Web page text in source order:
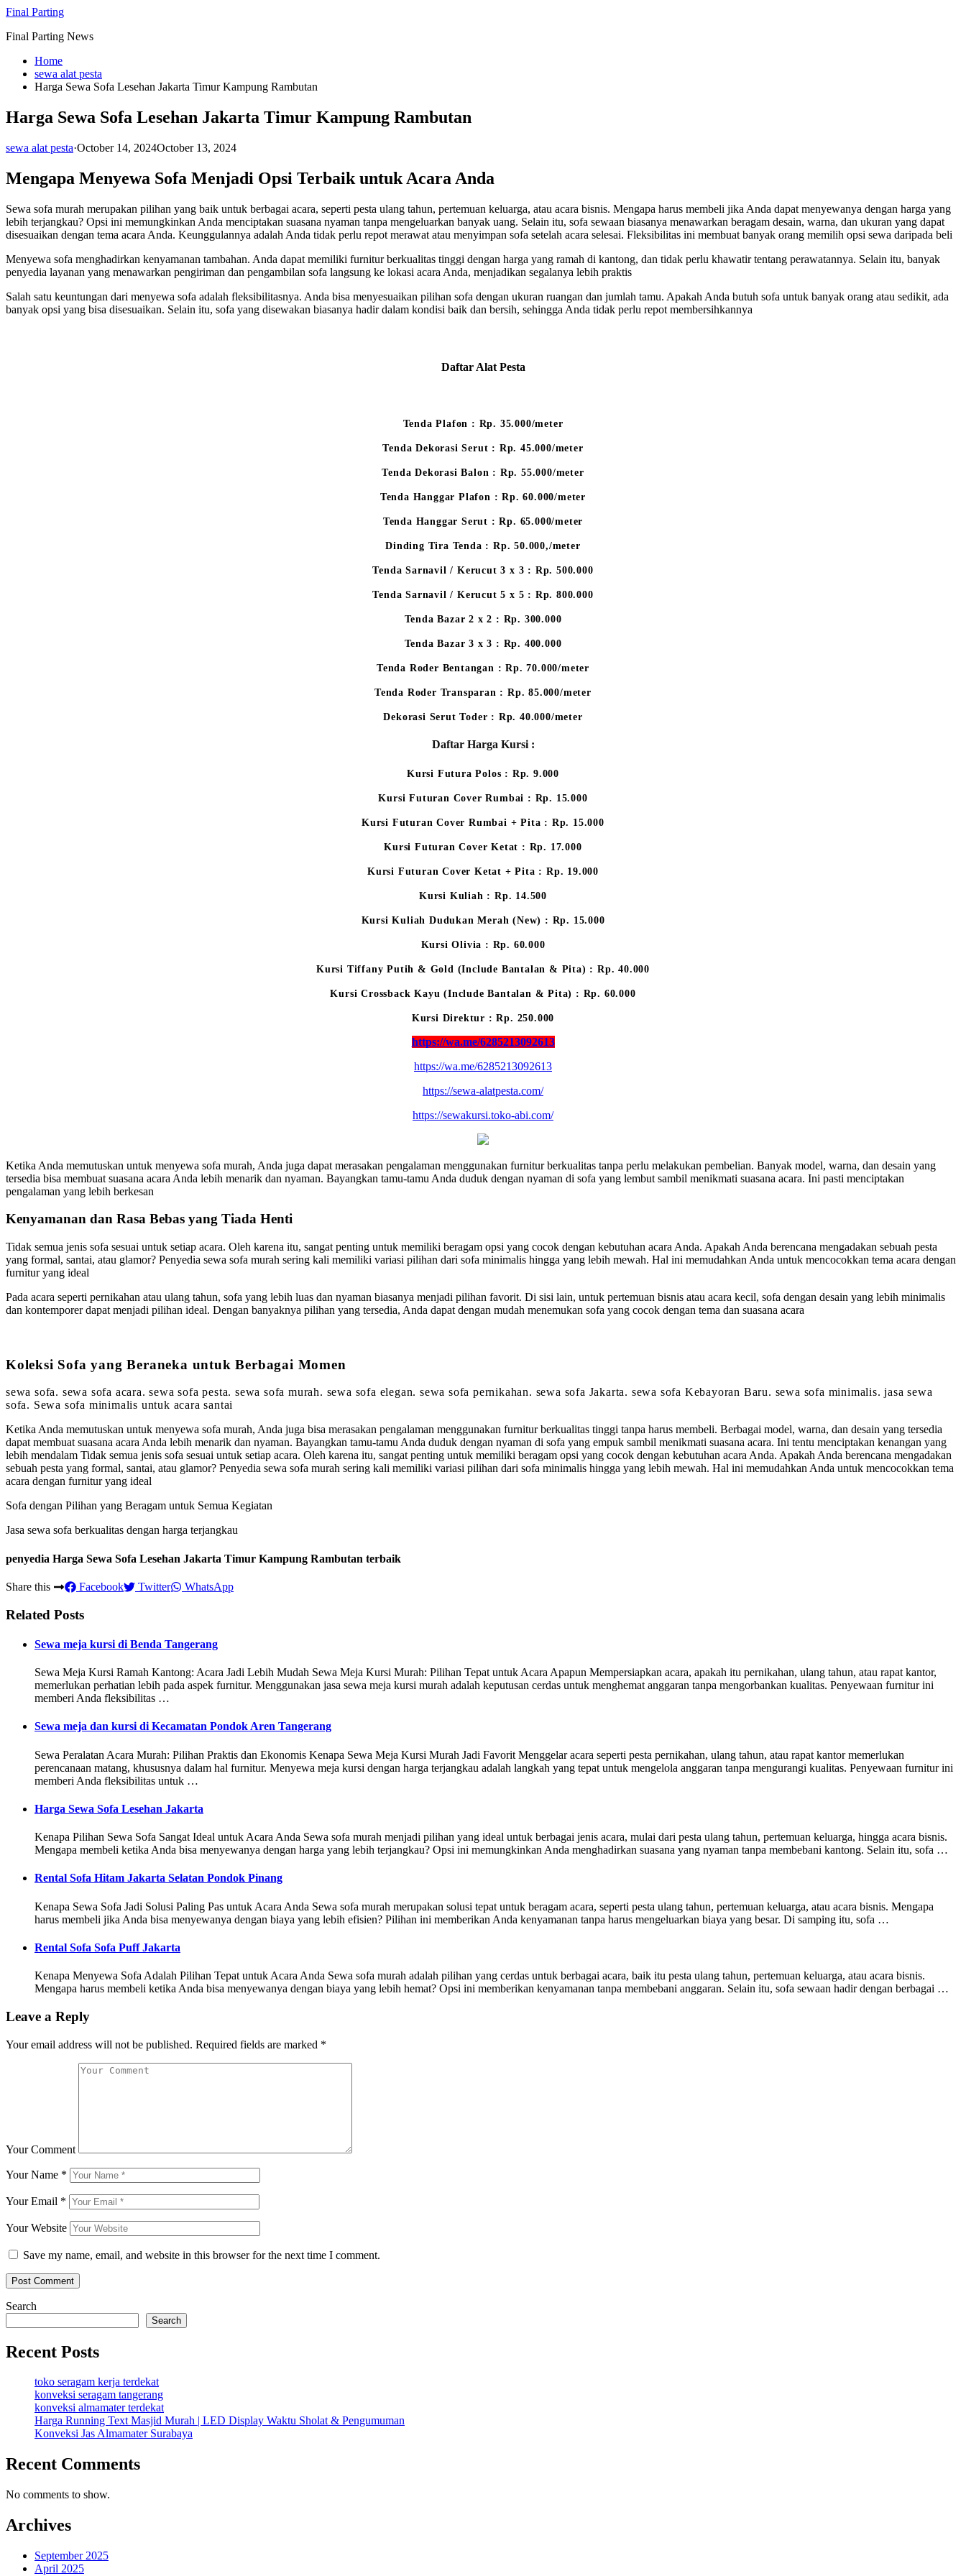
Skip
content
Final Parting
Final Parting News
Home
sewa alat pesta
Harga Sewa Sofa Lesehan Jakarta Timur Kampung Rambutan
Harga Sewa Sofa Lesehan Jakarta Timur Kampung Rambutan
sewa alat pesta·October 14, 2024October 13, 2024
Mengapa Menyewa Sofa Menjadi Opsi Terbaik untuk Acara Anda
Sewa sofa murah merupakan pilihan yang baik untuk berbagai acara, seperti pesta ulang tahun, pertemuan keluarga, atau acara bisnis. Mengapa harus membeli jika Anda dapat menyewanya dengan harga yang
lebih terjangkau? Opsi ini memungkinkan Anda menciptakan suasana nyaman tanpa mengeluarkan banyak uang. Selain itu, sofa sewaan biasanya menawarkan beragam desain, warna, dan ukuran yang dapat
disesuaikan dengan tema acara Anda. Keunggulannya adalah Anda tidak perlu repot merawat atau menyimpan sofa setelah acara selesai. Fleksibilitas ini membuat banyak orang memilih opsi sewa daripada beli
Menyewa sofa menghadirkan kenyamanan tambahan. Anda dapat memiliki furnitur berkualitas tinggi dengan harga yang ramah di kantong, dan tidak perlu khawatir tentang perawatannya. Selain itu, banyak
penyedia layanan yang menawarkan pengiriman dan pengambilan sofa langsung ke lokasi acara Anda, menjadikan segalanya lebih praktis
Salah satu keuntungan dari menyewa sofa adalah fleksibilitasnya. Anda bisa menyesuaikan pilihan sofa dengan ukuran ruangan dan jumlah tamu. Apakah Anda butuh sofa untuk banyak orang atau sedikit, ada
banyak opsi yang bisa disesuaikan. Selain itu, sofa yang disewakan biasanya hadir dalam kondisi baik dan bersih, sehingga Anda tidak perlu repot membersihkannya
Daftar Alat Pesta
Tenda Plafon : Rp. 35.000/meter
Tenda Dekorasi Serut : Rp. 45.000/meter
Tenda Dekorasi Balon : Rp. 55.000/meter
Tenda Hanggar Plafon : Rp. 60.000/meter
Tenda Hanggar Serut : Rp. 65.000/meter
Dinding Tira Tenda : Rp. 50.000,/meter
Tenda Sarnavil / Kerucut 3 x 3 : Rp. 500.000
Tenda Sarnavil / Kerucut 5 x 5 : Rp. 800.000
Tenda Bazar 2 x 2 : Rp. 300.000
Tenda Bazar 3 x 3 : Rp. 400.000
Tenda Roder Bentangan : Rp. 70.000/meter
Tenda Roder Transparan : Rp. 85.000/meter
Dekorasi Serut Toder : Rp. 40.000/meter
Daftar Harga Kursi :
Kursi Futura Polos : Rp. 9.000
Kursi Futuran Cover Rumbai : Rp. 15.000
Kursi Futuran Cover Rumbai + Pita : Rp. 15.000
Kursi Futuran Cover Ketat : Rp. 17.000
Kursi Futuran Cover Ketat + Pita : Rp. 19.000
Kursi Kuliah : Rp. 14.500
Kursi Kuliah Dudukan Merah (New) : Rp. 15.000
Kursi Olivia : Rp. 60.000
Kursi Tiffany Putih & Gold (Include Bantalan & Pita) : Rp. 40.000
Kursi Crossback Kayu (Include Bantalan & Pita) : Rp. 60.000
Kursi Direktur : Rp. 250.000
https://wa.me/6285213092613
https://wa.me/6285213092613
https://sewa-alatpesta.com/
https://sewakursi.toko-abi.com/
Ketika Anda memutuskan untuk menyewa sofa murah, Anda juga dapat merasakan pengalaman menggunakan furnitur berkualitas tanpa perlu melakukan pembelian. Banyak model, warna, dan desain yang
tersedia bisa membuat suasana acara Anda lebih menarik dan nyaman. Bayangkan tamu-tamu Anda duduk dengan nyaman di sofa yang lembut sambil menikmati suasana acara. Ini pasti menciptakan
pengalaman yang lebih berkesan
Kenyamanan dan Rasa Bebas yang Tiada Henti
Tidak semua jenis sofa sesuai untuk setiap acara. Oleh karena itu, sangat penting untuk memiliki beragam opsi yang cocok dengan kebutuhan acara Anda. Apakah Anda berencana mengadakan sebuah pesta
yang formal, santai, atau glamor? Penyedia sewa sofa murah sering kali memiliki variasi pilihan dari sofa minimalis hingga yang lebih mewah. Hal ini memudahkan Anda untuk mencocokkan tema acara dengan
furnitur yang ideal
Pada acara seperti pernikahan atau ulang tahun, sofa yang lebih luas dan nyaman biasanya menjadi pilihan favorit. Di sisi lain, untuk pertemuan bisnis atau acara kecil, sofa dengan desain yang lebih minimalis
dan kontemporer dapat menjadi pilihan ideal. Dengan banyaknya pilihan yang tersedia, Anda dapat dengan mudah menemukan sofa yang cocok dengan tema dan suasana acara
Koleksi Sofa yang Beraneka untuk Berbagai Momen
sewa sofa. sewa sofa acara. sewa sofa pesta. sewa sofa murah. sewa sofa elegan. sewa sofa pernikahan. sewa sofa Jakarta. sewa sofa Kebayoran Baru. sewa sofa minimalis. jasa sewa
sofa. Sewa sofa minimalis untuk acara santai
Ketika Anda memutuskan untuk menyewa sofa murah, Anda juga bisa merasakan pengalaman menggunakan furnitur berkualitas tinggi tanpa harus membeli. Berbagai model, warna, dan desain yang tersedia
dapat membuat suasana acara Anda lebih menarik dan nyaman. Bayangkan tamu-tamu Anda duduk dengan nyaman di sofa yang empuk sambil menikmati suasana acara. Ini tentu menciptakan kenangan yang
lebih mendalam Tidak semua jenis sofa sesuai untuk setiap acara. Oleh karena itu, sangat penting untuk memiliki beragam opsi yang cocok dengan kebutuhan acara Anda. Apakah Anda berencana mengadakan
sebuah pesta yang formal, santai, atau glamor? Penyedia sewa sofa murah sering kali memiliki variasi pilihan dari sofa minimalis hingga yang lebih mewah. Hal ini memudahkan Anda untuk mencocokkan tema
acara dengan furnitur yang ideal
Sofa dengan Pilihan yang Beragam untuk Semua Kegiatan
Jasa sewa sofa berkualitas dengan harga terjangkau
penyedia Harga Sewa Sofa Lesehan Jakarta Timur Kampung Rambutan terbaik
Share this Facebook Twitter WhatsApp
Related Posts
Sewa meja kursi di Benda Tangerang
Sewa Meja Kursi Ramah Kantong: Acara Jadi Lebih Mudah Sewa Meja Kursi Murah: Pilihan Tepat untuk Acara Apapun Mempersiapkan acara, apakah itu pernikahan, ulang tahun, atau rapat kantor,
memerlukan perhatian lebih pada aspek furnitur. Menggunakan jasa sewa meja kursi murah adalah keputusan cerdas untuk menghemat anggaran tanpa mengorbankan kualitas. Penyewaan furnitur ini
memberi Anda fleksibilitas …
Sewa meja dan kursi di Kecamatan Pondok Aren Tangerang
Sewa Peralatan Acara Murah: Pilihan Praktis dan Ekonomis Kenapa Sewa Meja Kursi Murah Jadi Favorit Menggelar acara seperti pesta pernikahan, ulang tahun, atau rapat kantor memerlukan
perencanaan matang, khususnya dalam hal furnitur. Menyewa meja kursi dengan harga terjangkau adalah langkah yang tepat untuk mengelola anggaran tanpa mengurangi kualitas. Penyewaan furnitur ini
memberi Anda fleksibilitas untuk …
Harga Sewa Sofa Lesehan Jakarta
Kenapa Pilihan Sewa Sofa Sangat Ideal untuk Acara Anda Sewa sofa murah menjadi pilihan yang ideal untuk berbagai jenis acara, mulai dari pesta ulang tahun, pertemuan keluarga, hingga acara bisnis.
Mengapa membeli ketika Anda bisa menyewanya dengan harga yang lebih terjangkau? Opsi ini memungkinkan Anda menghadirkan suasana yang nyaman tanpa membebani kantong. Selain itu, sofa …
Rental Sofa Hitam Jakarta Selatan Pondok Pinang
Kenapa Sewa Sofa Jadi Solusi Paling Pas untuk Acara Anda Sewa sofa murah merupakan solusi tepat untuk beragam acara, seperti pesta ulang tahun, pertemuan keluarga, atau acara bisnis. Mengapa
harus membeli jika Anda bisa menyewanya dengan biaya yang lebih efisien? Pilihan ini memberikan Anda kenyamanan tanpa harus mengeluarkan biaya yang besar. Di samping itu, sofa …
Rental Sofa Sofa Puff Jakarta
Kenapa Menyewa Sofa Adalah Pilihan Tepat untuk Acara Anda Sewa sofa murah adalah pilihan yang cerdas untuk berbagai acara, baik itu pesta ulang tahun, pertemuan keluarga, atau acara bisnis.
Mengapa harus membeli ketika Anda bisa menyewanya dengan biaya yang lebih hemat? Opsi ini memberikan kenyamanan tanpa membebani anggaran. Selain itu, sofa sewaan hadir dengan berbagai …
Leave a Reply
Your email address will not be published. Required fields are marked *
Your Comment
Your Name *
Your Email *
Your Website
Save my name, email, and website in this browser for the next time I comment.
Search
Search
Recent Posts
toko seragam kerja terdekat
konveksi seragam tangerang
konveksi almamater terdekat
Harga Running Text Masjid Murah | LED Display Waktu Sholat & Pengumuman
Konveksi Jas Almamater Surabaya
Recent Comments
No comments to show.
Archives
September 2025
April 2025